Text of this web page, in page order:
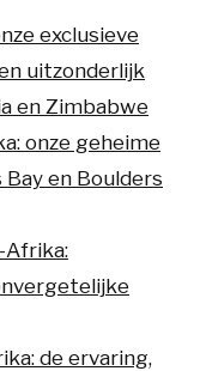
exclusieve
uitzonderlijk
en Zimbabwe
onze geheime
Bay en Boulders
Afrika:
de ervaring,